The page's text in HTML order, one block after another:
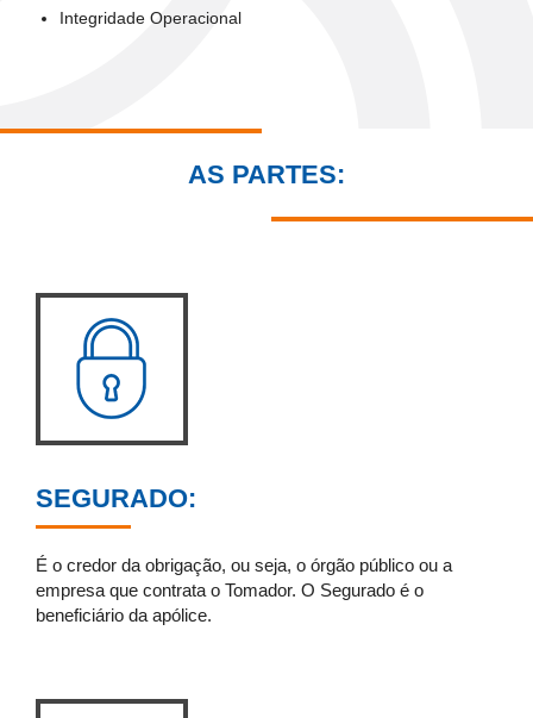
Integridade Operacional
AS PARTES:
SEGURADO:
É o credor da obrigação, ou seja, o órgão público ou a
empresa que contrata o Tomador. O Segurado é o
beneficiário da apólice.